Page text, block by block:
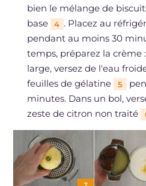
bien le mélange de
base
4 . Placez au
pendant au moins 30
temps, préparez la crème
large, versez de l'eau
feuilles de gélatine
5
minutes. Dans un bol,
zeste de citron non traité